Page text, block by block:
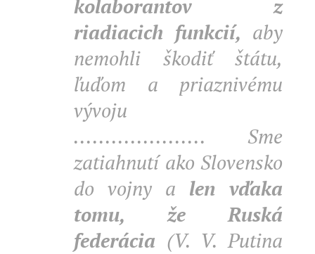
kolaborantov z
riadiacich funkcií, aby
nemohli škodiť štátu,
ľuďom a priaznivému
vývoju
..................... Sme
zatiahnutí ako Slovensko
do vojny a len vďaka
tomu, že Ruská
federácia (V. V. Putina